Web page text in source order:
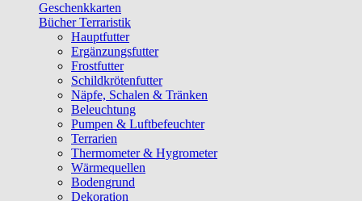
Geschenkkarten
Bücher Terraristik
Hauptfutter
Ergänzungsfutter
Frostfutter
Schildkrötenfutter
Näpfe, Schalen & Tränken
Beleuchtung
Pumpen & Luftbefeuchter
Terrarien
Thermometer & Hygrometer
Wärmequellen
Bodengrund
Dekoration